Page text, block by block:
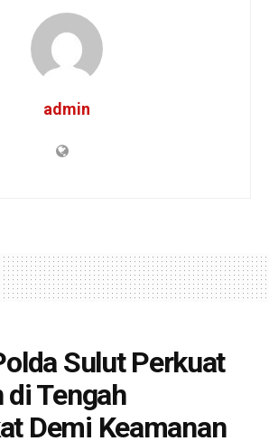
admin
Sulut Perkuat
di Tengah
Demi Keamanan